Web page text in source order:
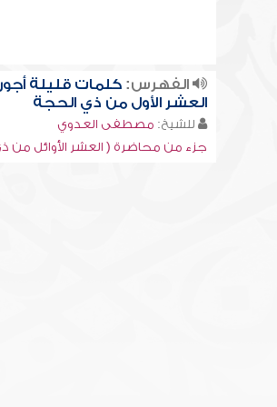
الفهرس:كلمات قليلة
العشر الأول من ذي الحجة
للشيخ: مصطفى العدوي
جزء من محاضرة ( العشر الأوائل من